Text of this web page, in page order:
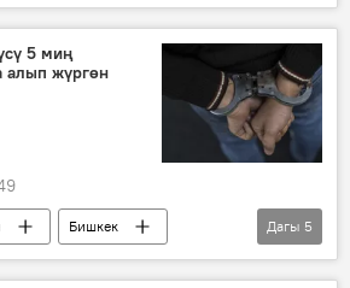
мыйзам
иликтөө
5 миң
алып жүргөн
Бишкек
пара
Дагы 5